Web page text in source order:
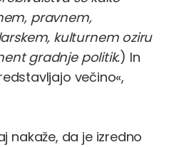
pravnem,
kulturnem oziru
gradnje politik.) In
večino«,
nakaže, da je izredno